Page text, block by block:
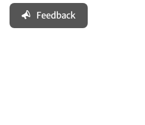
Feedback